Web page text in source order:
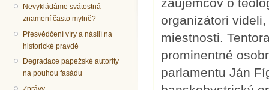
Nevykládáme svátostná
znamení často mylně?
Přesvědčení víry a násilí na
historické pravdě
Degradace papežské autority
na pouhou fasádu
organizátori
miestnosti.
prominentné
parlamentu Ján